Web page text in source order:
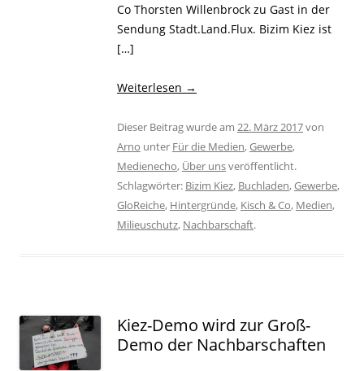
Co Thorsten Willenbrock zu Gast in der
Sendung Stadt.Land.Flux. Bizim Kiez ist
[…]
Weiterlesen →
Dieser Beitrag wurde am 22. März 2017von
Arno unter Für die Medien,Gewerbe,
Medienecho, Über unsveröffentlicht.
Schlagwörter: Bizim Kiez, Buchladen,Gewerbe,
GloReiche, Hintergründe, Kisch & Co, Medien,
Milieuschutz, Nachbarschaft.
Kiez-Demo wird zur Groß-
Demo der Nachbarschaften